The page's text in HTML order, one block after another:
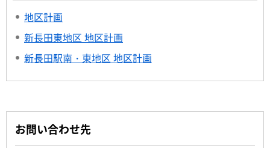
地区計画
新長田東地区 地区計画
新長田駅南・東地区 地区計画
お問い合わせ先